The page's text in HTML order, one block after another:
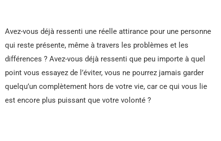
Avez-vous déjà ressenti une réelle attirance pour une personne
qui reste présente, même à travers les problèmes et les
différences ? Avez-vous déjà ressenti que peu importe à quel
point vous essayez de l’éviter, vous ne pourrez jamais garder
quelqu’un complètement hors de votre vie, car ce qui vous lie
est encore plus puissant que votre volonté ?